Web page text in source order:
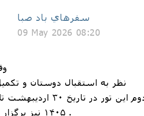
سفرهاي باد صبا
09 May 2026 08:20
نظر به استقبال دوستان و
١۴٠۵ نیز برگزار می گردد .